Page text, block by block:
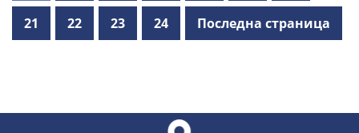
21 22 23 24 Последна страница